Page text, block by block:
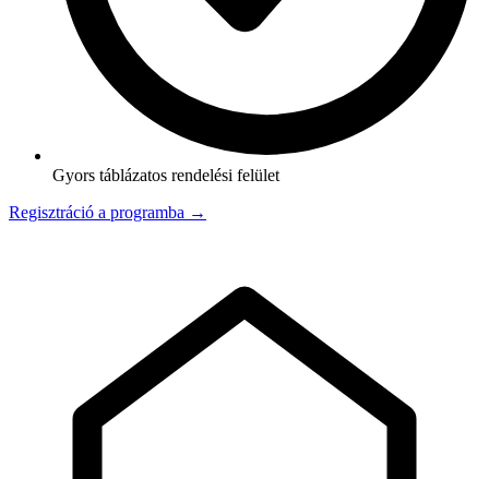
Gyors táblázatos rendelési felület
Regisztráció a programba →